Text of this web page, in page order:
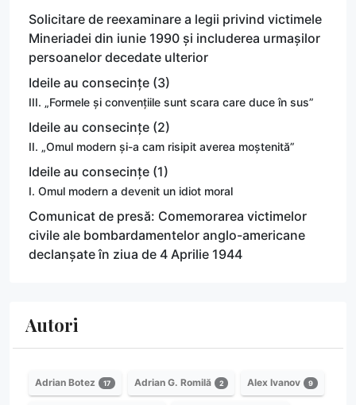
Solicitare de reexaminare a legii privind victimele
Mineriadei din iunie 1990 și includerea urmașilor
persoanelor decedate ulterior
Ideile au consecințe (3)
III. „Formele și convențiile sunt scara care duce în sus”
Ideile au consecințe (2)
II. „Omul modern și-a cam risipit averea moștenită”
Ideile au consecințe (1)
I. Omul modern a devenit un idiot moral
Comunicat de presă: Comemorarea victimelor
civile ale bombardamentelor anglo-americane
declanșate în ziua de 4 Aprilie 1944
Autori
Adrian Botez 17 Adrian G. Romilă 2 Alex Ivanov 9